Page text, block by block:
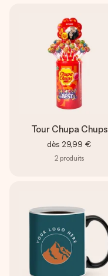
Tour Chupa Chups
dès 29,99 €
2 produits